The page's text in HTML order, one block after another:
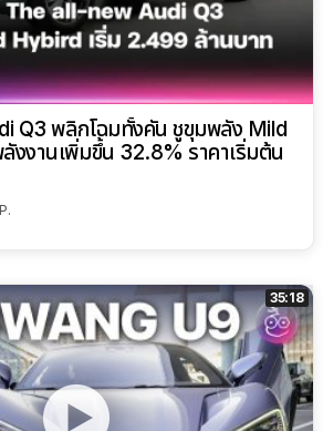
Q3 พลิกโฉมทั้งคัน ชูขุมพลัง Mild
งงานเพิ่มขึ้น 32.8% ราคาเริ่มต้น
35:18